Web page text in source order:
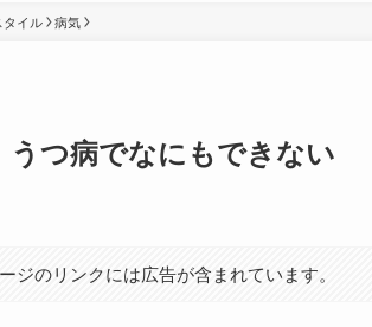
タイル 病気
うつ病でなにもできない
ジのリンクには広告が含まれています。